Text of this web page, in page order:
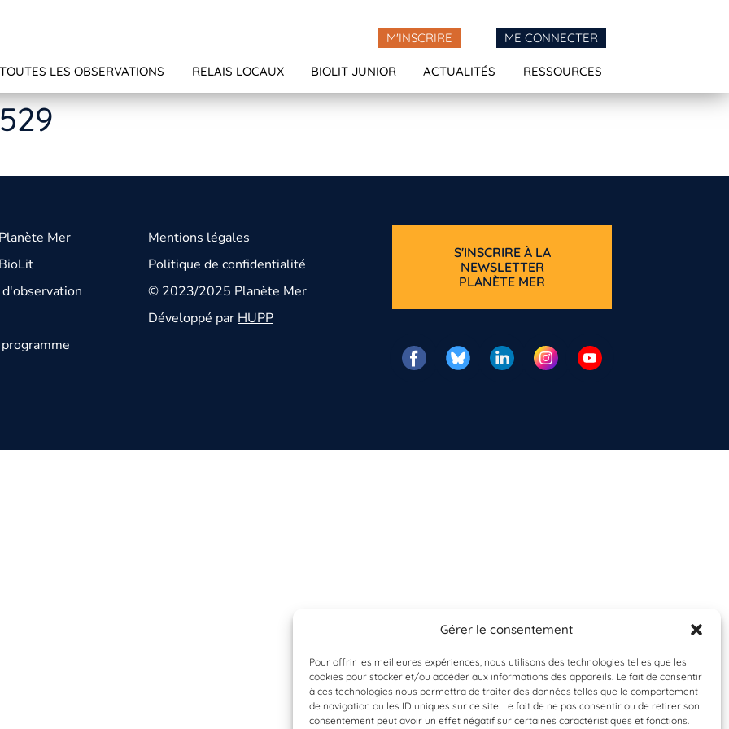
Gérer le consentement
Pour offrir les meilleures expériences, nous utilisons des technologies telles que les
cookies pour stocker et/ou accéder aux informations des appareils. Le fait de consentir
à ces technologies nous permettra de traiter des données telles que le comportement
de navigation ou les ID uniques sur ce site. Le fait de ne pas consentir ou de retirer son
consentement peut avoir un effet négatif sur certaines caractéristiques et fonctions.
M'INSCRIRE ME CONNECTER
TOUTES LES OBSERVATIONS RELAIS LOCAUX BIOLIT JUNIOR ACTUALITÉS RESSOURCES
Mer
Mentions légales
Politique de confidentialité
© 2023/2025 Planète Mer
Développé parHUPP
S'INSCRIRE À LA
NEWSLETTER
PLANÈTE MER